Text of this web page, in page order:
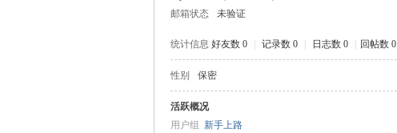
邮箱状态
未验证
统计信息 好友数 0 记录数 0 日志数 0 回帖数 0
性别 保密
活跃概况
用户组 新手上路